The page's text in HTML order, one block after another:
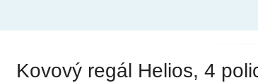
Kovový regál Helios, 4